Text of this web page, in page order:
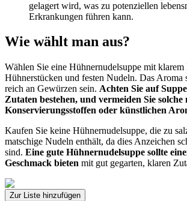
gelagert wird, was zu potenziellen
Erkrankungen führen kann.
Wie wählt man aus?
Wählen Sie eine Hühnernudelsuppe mit klarem
Hühnerstücken und festen Nudeln. Das Aroma
reich an Gewürzen sein. Achten Sie auf
Zutaten bestehen, und vermeiden Sie solche
Konservierungsstoffen oder künstlichen
Kaufen Sie keine Hühnernudelsuppe, die zu
matschige Nudeln enthält, da dies Anzeichen
sind. Eine gute Hühnernudelsuppe sollte
Geschmack bieten mit gut gegarten, klaren
Zur Liste hinzufügen